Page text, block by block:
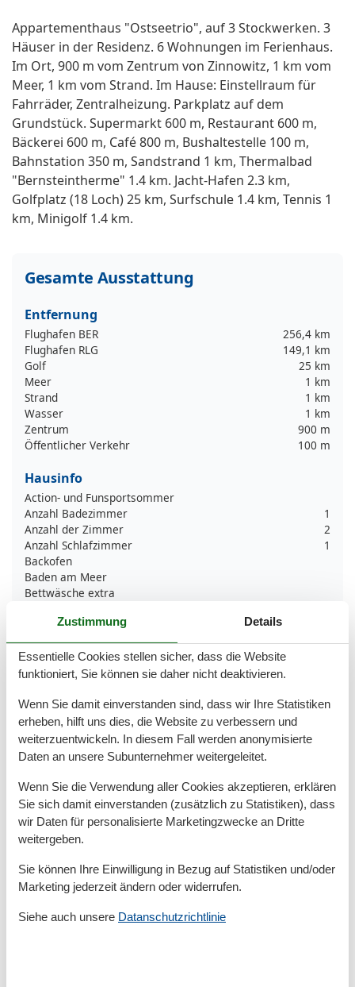
Appartementhaus "Ostseetrio", auf 3 Stockwerken. 3
Häuser in der Residenz. 6 Wohnungen im Ferienhaus.
Im Ort, 900 m vom Zentrum von Zinnowitz, 1 km vom
Meer, 1 km vom Strand. Im Hause: Einstellraum für
Fahrräder, Zentralheizung. Parkplatz auf dem
Grundstück. Supermarkt 600 m, Restaurant 600 m,
Bäckerei 600 m, Café 800 m, Bushaltestelle 100 m,
Bahnstation 350 m, Sandstrand 1 km, Thermalbad
"Bernsteintherme" 1.4 km. Jacht-Hafen 2.3 km,
Golfplatz (18 Loch) 25 km, Surfschule 1.4 km, Tennis 1
km, Minigolf 1.4 km.
Gesamte Ausstattung
Entfernung
Flughafen BER
256,4 km
Flughafen RLG
149,1 km
Golf
25 km
Meer
1 km
Strand
1 km
Wasser
1 km
Zentrum
900 m
Öffentlicher Verkehr
100 m
Hausinfo
Action- und Funsportsommer
Anzahl Badezimmer
1
Anzahl der Zimmer
2
Anzahl Schlafzimmer
1
Backofen
Baden am Meer
Bettwäsche extra
Dusche
Elektrische Kaffeemaschine
Golfplätze
Handtücher extra
Herd
Insel
Internet
Keine Haustiere erlaubt
Kinderbetten
1
Küchentuch
Kühlschrank
Microwelle
Nichtraucher
Offene Küche
Parken
Parkplatz privat kostenlos
Rauchmelder
Zustimmung Details
Essentielle Cookies stellen sicher, dass die Website
funktioniert, Sie können sie daher nicht deaktivieren.
Wenn Sie damit einverstanden sind, dass wir Ihre Statistiken
erheben, hilft uns dies, die Website zu verbessern und
weiterzuentwickeln. In diesem Fall werden anonymisierte
Daten an unsere Subunternehmer weitergeleitet.
Wenn Sie die Verwendung aller Cookies akzeptieren, erklären
Sie sich damit einverstanden (zusätzlich zu Statistiken), dass
wir Daten für personalisierte Marketingzwecke an Dritte
weitergeben.
Sie können Ihre Einwilligung in Bezug auf Statistiken und/oder
Marketing jederzeit ändern oder widerrufen.
Siehe auch unsere Datanschutzrichtlinie